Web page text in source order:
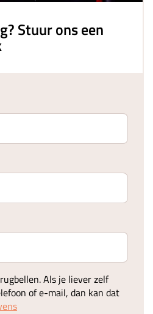
Stuur ons een
Als je liever zelf
of e-mail, dan kan dat